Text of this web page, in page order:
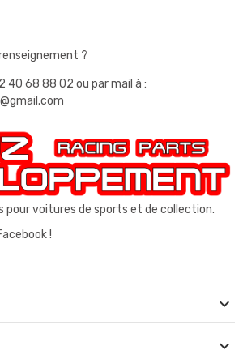
?
40 68 88 02 ou par mail à :
pour voitures de sports et de collection.
!

